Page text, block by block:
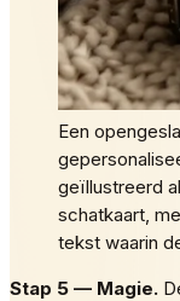
Een
geïllustreerd
schatkaart,
tekst waarin
Stap 5 — Magie.